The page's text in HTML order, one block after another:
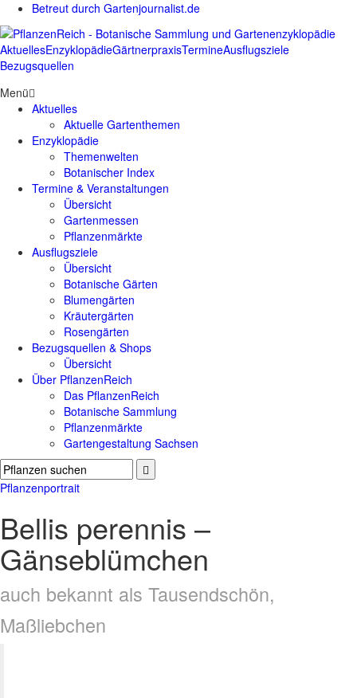
Betreut durch Gartenjournalist.de
AktuellesEnzyklopädieGärtnerpraxisTermineAusflugsziele
Bezugsquellen
Menü
Aktuelles
Aktuelle Gartenthemen
Enzyklopädie
Themenwelten
Botanischer Index
Termine & Veranstaltungen
Übersicht
Gartenmessen
Pflanzenmärkte
Ausflugsziele
Übersicht
Botanische Gärten
Blumengärten
Kräutergärten
Rosengärten
Bezugsquellen & Shops
Übersicht
Über PflanzenReich
Das PflanzenReich
Botanische Sammlung
Pflanzenmärkte
Gartengestaltung Sachsen
Pflanzenportrait
Bellis perennis –
Gänseblümchen
auch bekannt als Tausendschön,
Maßliebchen